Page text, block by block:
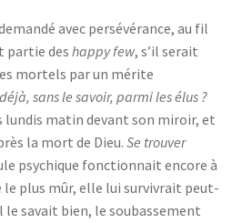
avec persévérance, au fil
partie des happy few, s’il serait
mortels par un mérite
sans le savoir, parmi les élus ?
matin devant son miroir, et
la mort de Dieu. Se trouver
psychique fonctionnait encore à
le plus mûr, elle lui survivrait peut-
le savait bien, le soubassement